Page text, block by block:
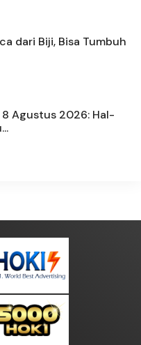
dari Biji, Bisa Tumbuh
8 Agustus 2026: Hal-